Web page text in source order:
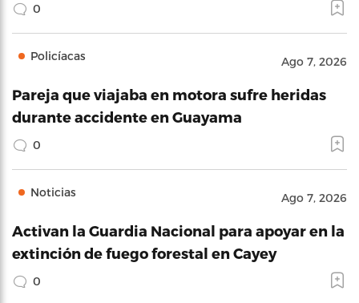
0
Policíacas Ago 7, 2026
Pareja que viajaba en motora sufre heridas
durante accidente en Guayama
0
Noticias Ago 7, 2026
Activan la Guardia Nacional para apoyar en la
extinción de fuego forestal en Cayey
0